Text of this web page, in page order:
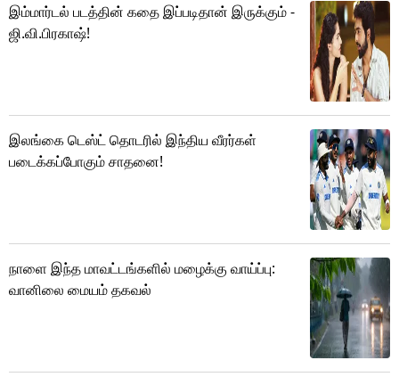
இம்மார்டல் படத்தின் கதை இப்படிதான் இருக்கும் -
ஜி.வி.பிரகாஷ்!
இலங்கை டெஸ்ட் தொடரில் இந்திய வீரர்கள்
படைக்கப்போகும் சாதனை!
நாளை இந்த மாவட்டங்களில் மழைக்கு வாய்ப்பு:
வானிலை மையம் தகவல்